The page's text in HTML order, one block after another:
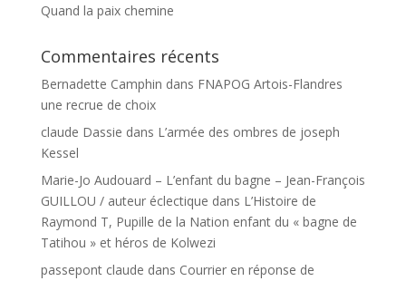
Quand la paix chemine
Commentaires récents
Bernadette Camphin dans FNAPOG Artois-Flandres
une recrue de choix
claude Dassie dans L’armée des ombres de joseph
Kessel
Marie-Jo Audouard – L’enfant du bagne – Jean-François
GUILLOU / auteur éclectique dans L’Histoire de
Raymond T, Pupille de la Nation enfant du « bagne de
Tatihou » et héros de Kolwezi
passepont claude dans Courrier en réponse de